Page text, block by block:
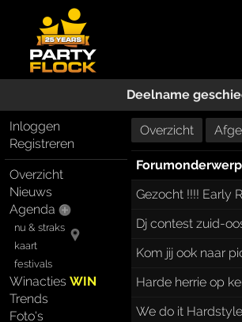
Deelname
Inloggen
Registreren
Overzicht
Nieuws
Agenda
nu & straks
kaart
festivals
WinactiesWIN
Trends
Foto's
Overzicht
Forumonderwerp
Gezocht !!!! Early
Dj contest zuid-
Kom jij ook naar
Harde herrie op
We do it Hardstyle